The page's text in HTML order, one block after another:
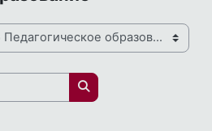
Поиск курса